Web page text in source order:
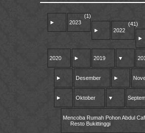
► 2023
(1)
► 2022
(41)
►
2020 ► 2019 ▼
► Desember ►
► Oktober ▼
Mencoba Rumah Pohon Abdul
Resto Bukittinggi